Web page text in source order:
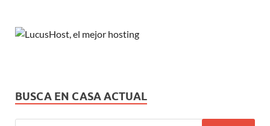
BUSCA EN CASA ACTUAL